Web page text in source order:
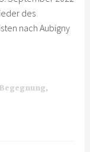
des
nach Aubigny
Begegnung,